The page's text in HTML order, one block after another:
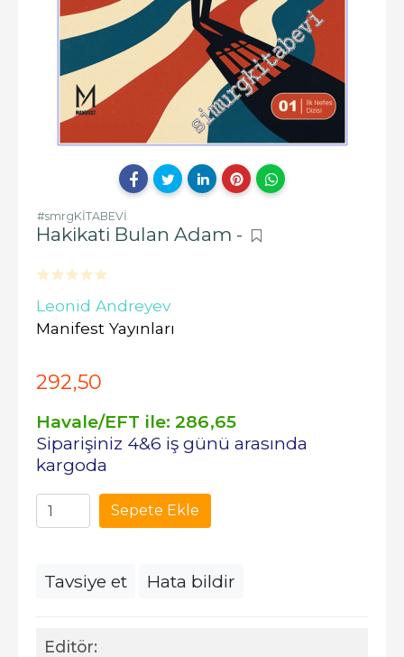
#smrgKİTABEVİ
Hakikati Bulan Adam -
Leonid Andreyev
Manifest Yayınları
Editör:
292,50
Havale/EFT ile: 286,65
Siparişiniz 4&6 iş günü arasında
kargoda
Sepete Ekle
Tavsiye et Hata bildir